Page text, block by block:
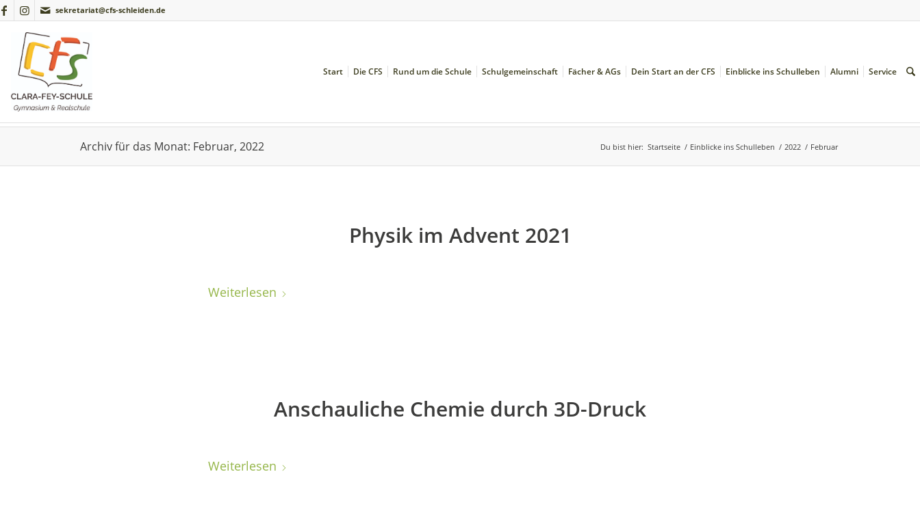
sekretariat@cfs-schleiden.de
Start Die CFS Rund um die Schule Schulgemeinschaft Fächer & AGs Dein Start an der CFS Einblicke ins Schulleben Alumni Service
Archiv für das Monat: Februar, 2022 Du bist hier: Startseite / Einblicke ins Schulleben / 2022 / Februar
Physik im Advent 2021
Weiterlesen
Anschauliche Chemie durch 3D-Druck
Weiterlesen